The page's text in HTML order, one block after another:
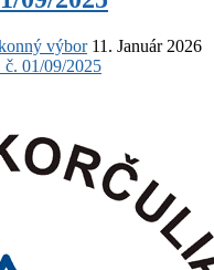
výbor 11. Január 2026
01/09/2025